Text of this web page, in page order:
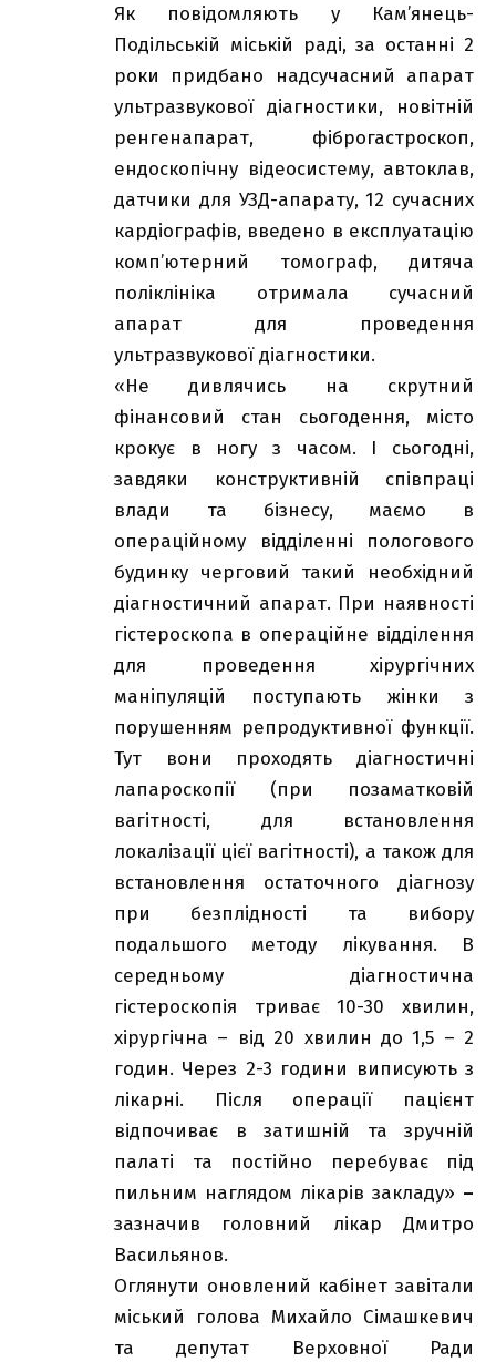
Як повідомляють у Кам’янець-
Подільській міській раді, за останні 2
роки придбано надсучасний апарат
ультразвукової діагностики, новітній
ренгенапарат, фіброгастроскоп,
ендоскопічну відеосистему, автоклав,
датчики для УЗД-апарату, 12 сучасних
кардіографів, введено в експлуатацію
комп’ютерний томограф, дитяча
поліклініка отримала сучасний
апарат для проведення
ультразвукової діагностики.
«Не дивлячись на скрутний
фінансовий стан сьогодення, місто
крокує в ногу з часом. І сьогодні,
завдяки конструктивній співпраці
влади та бізнесу, маємо в
операційному відділенні пологового
будинку черговий такий необхідний
діагностичний апарат. При наявності
гістероскопа в операційне відділення
для проведення хірургічних
маніпуляцій поступають жінки з
порушенням репродуктивної функції.
Тут вони проходять діагностичні
лапароскопії (при позаматковій
вагітності, для встановлення
локалізації цієї вагітності), а також для
встановлення остаточного діагнозу
при безплідності та вибору
подальшого методу лікування. В
середньому діагностична
гістероскопія триває 10-30 хвилин,
хірургічна – від 20 хвилин до 1,5 – 2
годин. Через 2-3 години виписують з
лікарні. Після операції пацієнт
відпочиває в затишній та зручній
палаті та постійно перебуває під
пильним наглядом лікарів закладу» –
зазначив головний лікар Дмитро
Васильянов.
Оглянути оновлений кабінет завітали
міський голова Михайло Сімашкевич
та депутат Верховної Ради